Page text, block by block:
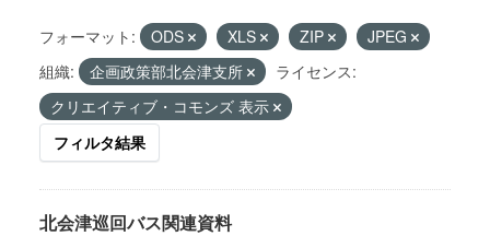
フォーマット: ODS XLS ZIP
JPEG
組織:
企画政策部北会津支所
ライセンス:
クリエイティブ・コモンズ 表示
フィルタ結果
北会津巡回バス関連資料